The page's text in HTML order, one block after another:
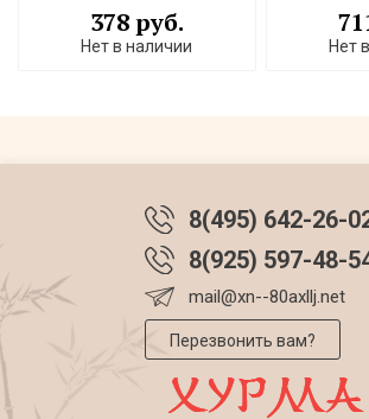
378 руб.
Нет в наличии Нет
8(495) 642-26-
8(925) 597-48-
mail@xn--80axllj.net
Перезвонить вам?